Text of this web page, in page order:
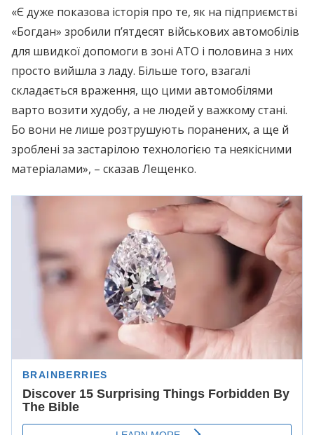
«Є дуже показова історія про те, як на підприємстві
«Богдан» зробили п’ятдесят військових автомобілів
для швидкої допомоги в зоні АТО і половина з них
просто вийшла з ладу. Більше того, взагалі
складається враження, що цими автомобілями
варто возити худобу, а не людей у важкому стані.
Бо вони не лише розтрушують поранених, а ще й
зроблені за застарілою технологією та неякісними
матеріалами», – сказав Лещенко.